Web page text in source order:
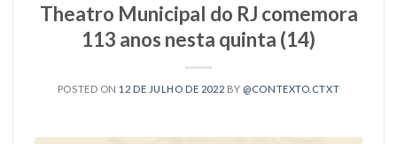
Theatro Municipal do RJ comemora
113 anos nesta quinta (14)
POSTED ON 12 DE JULHO DE 2022 BY @CONTEXTO.CTXT